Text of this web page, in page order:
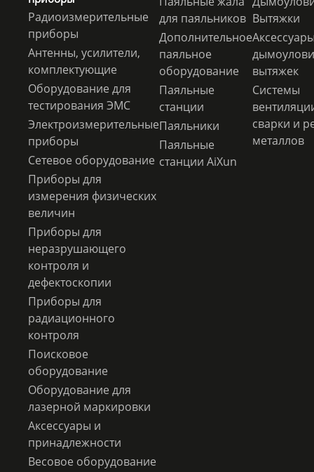
Радиоизмерительные
приборы
Антенны, усилители,
комплектующие
Оборудование для
тестирования ЭМС
Электроизмерительные
приборы
Сетевое оборудование
Приборы для
измерения физических
величин
Приборы для
неразрушающего
контроля и
дефектоскопии
Приборы для
радиационного
контроля
Поисковое
оборудование
Оборудование для
лазерной маркировки
Аксессуары и
принадлежности
Весовое оборудование
для паяльников
Дополнительное
паяльное
оборудование
Паяльные
станции
Паяльники
Паяльные
станции AiXun
Вытяжки
вытяжек
Системы
сварки и
металлов